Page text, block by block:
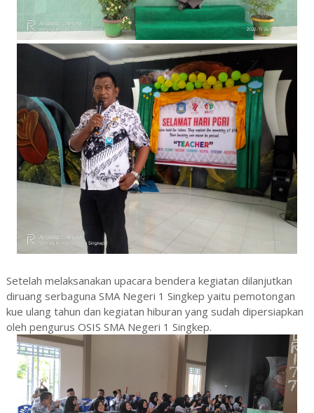
Setelah melaksanakan upacara bendera kegiatan dilanjutkan
diruang serbaguna SMA Negeri 1 Singkep yaitu pemotongan
kue ulang tahun dan kegiatan hiburan yang sudah dipersiapkan
oleh pengurus OSIS SMA Negeri 1 Singkep.